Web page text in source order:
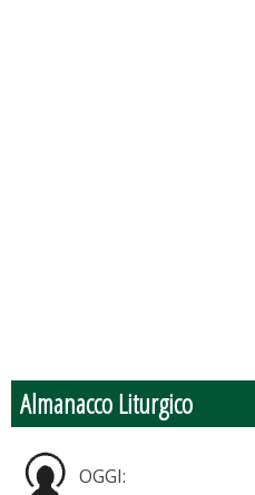
Almanacco Liturgico
OGGI: